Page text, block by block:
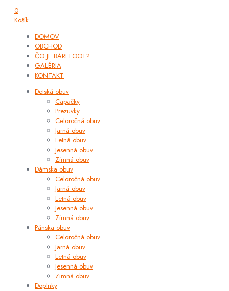
0
Košík
DOMOV
OBCHOD
ČO JE BAREFOOT?
GALÉRIA
KONTAKT
Detská obuv
Capačky
Prezuvky
Celoročná obuv
Jarná obuv
Letná obuv
Jesenná obuv
Zimná obuv
Dámska obuv
Celoročná obuv
Jarná obuv
Letná obuv
Jesenná obuv
Zimná obuv
Pánska obuv
Celoročná obuv
Jarná obuv
Letná obuv
Jesenná obuv
Zimná obuv
Doplnky